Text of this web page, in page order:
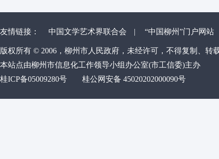
友情链接： 中国文学艺术界联合会 | “中国柳州”门户网站
版权所有 © 2006，柳州市人民政府，未经许可，不得复制、转
本站点由柳州市信息化工作领导小组办公室(市工信委)主办
桂ICP备05009280号
桂公网安备 45020202000090号